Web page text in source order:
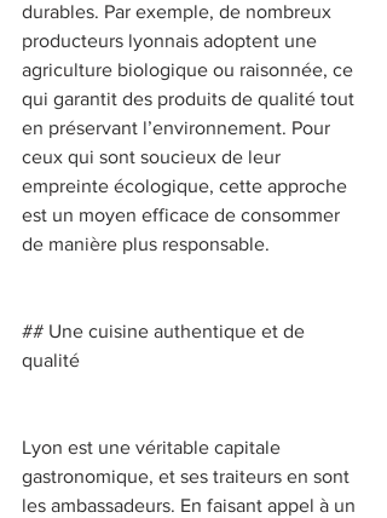
durables. Par exemple, de nombreux
producteurs lyonnais adoptent une
agriculture biologique ou raisonnée, ce
qui garantit des produits de qualité tout
en préservant l’environnement. Pour
ceux qui sont soucieux de leur
empreinte écologique, cette approche
est un moyen efficace de consommer
de manière plus responsable.
## Une cuisine authentique et de
qualité
Lyon est une véritable capitale
gastronomique, et ses traiteurs en sont
les ambassadeurs. En faisant appel à un